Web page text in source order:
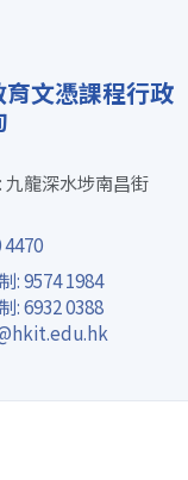
文憑課程行政
九龍深水埗南昌街
4470
: 9574 1984
: 6932 0388